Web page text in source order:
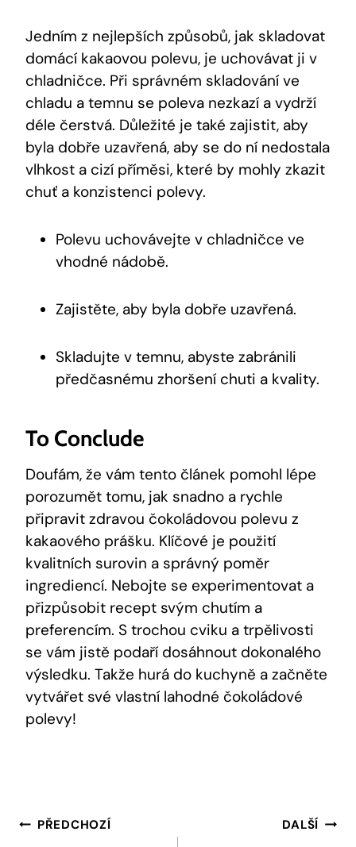
Jedním z nejlepších způsobů, jak skladovat
domácí kakaovou polevu, je uchovávat ji v
chladničce. Při správném skladování ve
chladu a temnu se poleva nezkazí a vydrží
déle čerstvá. Důležité je také zajistit, aby
byla dobře uzavřená, aby se do ní nedostala
vlhkost a cizí příměsi, které by mohly zkazit
chuť a konzistenci polevy.
Polevu uchovávejte v chladničce ve
vhodné nádobě.
Zajistěte, aby byla dobře uzavřená.
Skladujte v temnu, abyste zabránili
předčasnému zhoršení chuti a kvality.
To Conclude
Doufám, že vám tento článek pomohl lépe
porozumět tomu, jak snadno a rychle
připravit zdravou čokoládovou polevu z
kakaového prášku. Klíčové je použití
kvalitních surovin a správný poměr
ingrediencí. Nebojte se experimentovat a
přizpůsobit recept svým chutím a
preferencím. S trochou cviku a trpělivosti
se vám jistě podaří dosáhnout dokonalého
výsledku. Takže hurá do kuchyně a začněte
vytvářet své vlastní lahodné čokoládové
polevy!
Navigace
PŘEDCHOZÍ DALŠÍ